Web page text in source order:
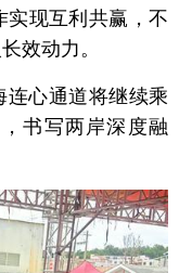
实现互利共赢，不
效动力。
连心通道将继续乘
书写两岸深度融